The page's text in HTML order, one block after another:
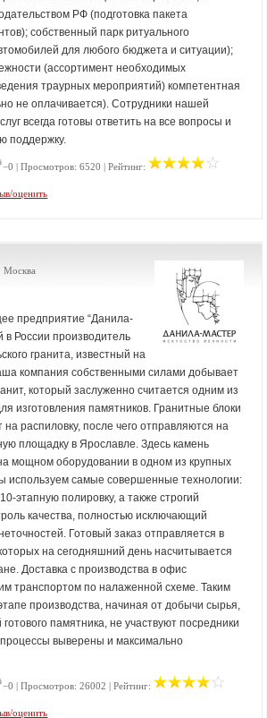
РФ (подготовка пакета
собственный парк ритуального
для любого бюджета и ситуации);
(ассортимент необходимых
траурных мероприятий) компетентная
не оплачивается). Сотрудники нашей
всегда готовы ответить на все вопросы и
поддержку.
−0 | Просмотров: 6520 | Рейтинг:
оценить
Москва
предприятие “Данила-
в России производитель
гранита, известный на
компания собственными силами добывает
который заслуженно считается одним из
изготовления памятников. Гранитные блоки
на распиловку, после чего отправляются на
площадку в Ярославле. Здесь камень
мощном оборудовании в одном из крупных
используем самые совершенные технологии:
этапную полировку, а также строгий
качества, полностью исключающий
Готовый заказ отправляется в
на сегодняшний день насчитывается
Доставка с производства в офис
транспортом по налаженной схеме. Таким
производства, начиная от добычи сырья,
памятника, не участвуют посредники
выверены и максимально
−0 | Просмотров: 26002 | Рейтинг:
оценить